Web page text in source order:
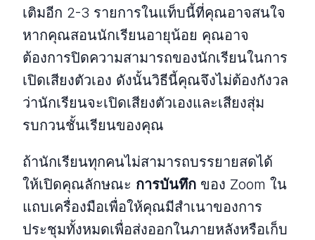
เติมอีก 2-3 รายการในแท็บนี้ที่คุณอาจสนใจ
หากคุณสอนนักเรียนอายุน้อย คุณอาจ
ต้องการปิดความสามารถของนักเรียนในการ
เปิดเสียงตัวเอง ดังนั้นวิธีนี้คุณจึงไม่ต้องกังวล
ว่านักเรียนจะเปิดเสียงตัวเองและเสียงสุ่ม
รบกวนชั้นเรียนของคุณ
ถ้านักเรียนทุกคนไม่สามารถบรรยายสดได้
ให้เปิดคุณลักษณะ การบันทึก ของ Zoom ใน
แถบเครื่องมือเพื่อให้คุณมีสำเนาของการ
ประชุมทั้งหมดเพื่อส่งออกในภายหลังหรือเก็บ